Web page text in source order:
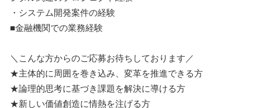
・システム開発案件の経験
■金融機関での業務経験
＼こんな方からのご応募お待ちしております／
★主体的に周囲を巻き込み、変革を推進できる方
★論理的思考に基づき課題を解決に導ける方
★新しい価値創造に情熱を注げる方